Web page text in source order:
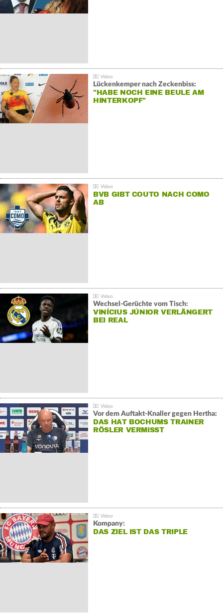
Lückenkemper nach Zeckenbiss:
"HABE NOCH EINE BEULE AM
HINTERKOPF"
BVB GIBT COUTO NACH COMO
AB
Wechsel-Gerüchte vom Tisch:
VINÍCIUS JÚNIOR VERLÄNGERT
BEI REAL
Vor dem Auftakt-Knaller gegen Hertha:
DAS HAT BOCHUMS TRAINER
RÖSLER VERMISST
Kompany:
DAS ZIEL IST DAS TRIPLE